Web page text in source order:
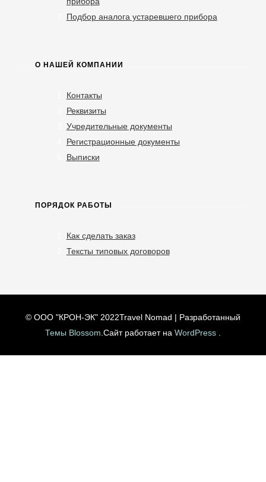
Подбор аналога устаревшего прибора
О НАШЕЙ КОМПАНИИ
Контакты
Реквизиты
Учредительные документы
Регистрационные документы
Выписки
ПОРЯДОК РАБОТЫ
Как сделать заказ
Тексты типовых договоров
© ООО "КРОН-ЭК" 2022Travel Nomad | Разработанный
Темы Blossom .Сайт работает на WordPress